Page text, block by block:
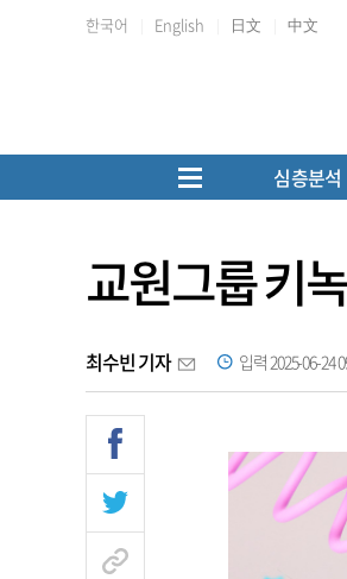
한국어 English 日文 中文
심층분석
교원그룹 키
최수빈 기자 입력 2025-06-24